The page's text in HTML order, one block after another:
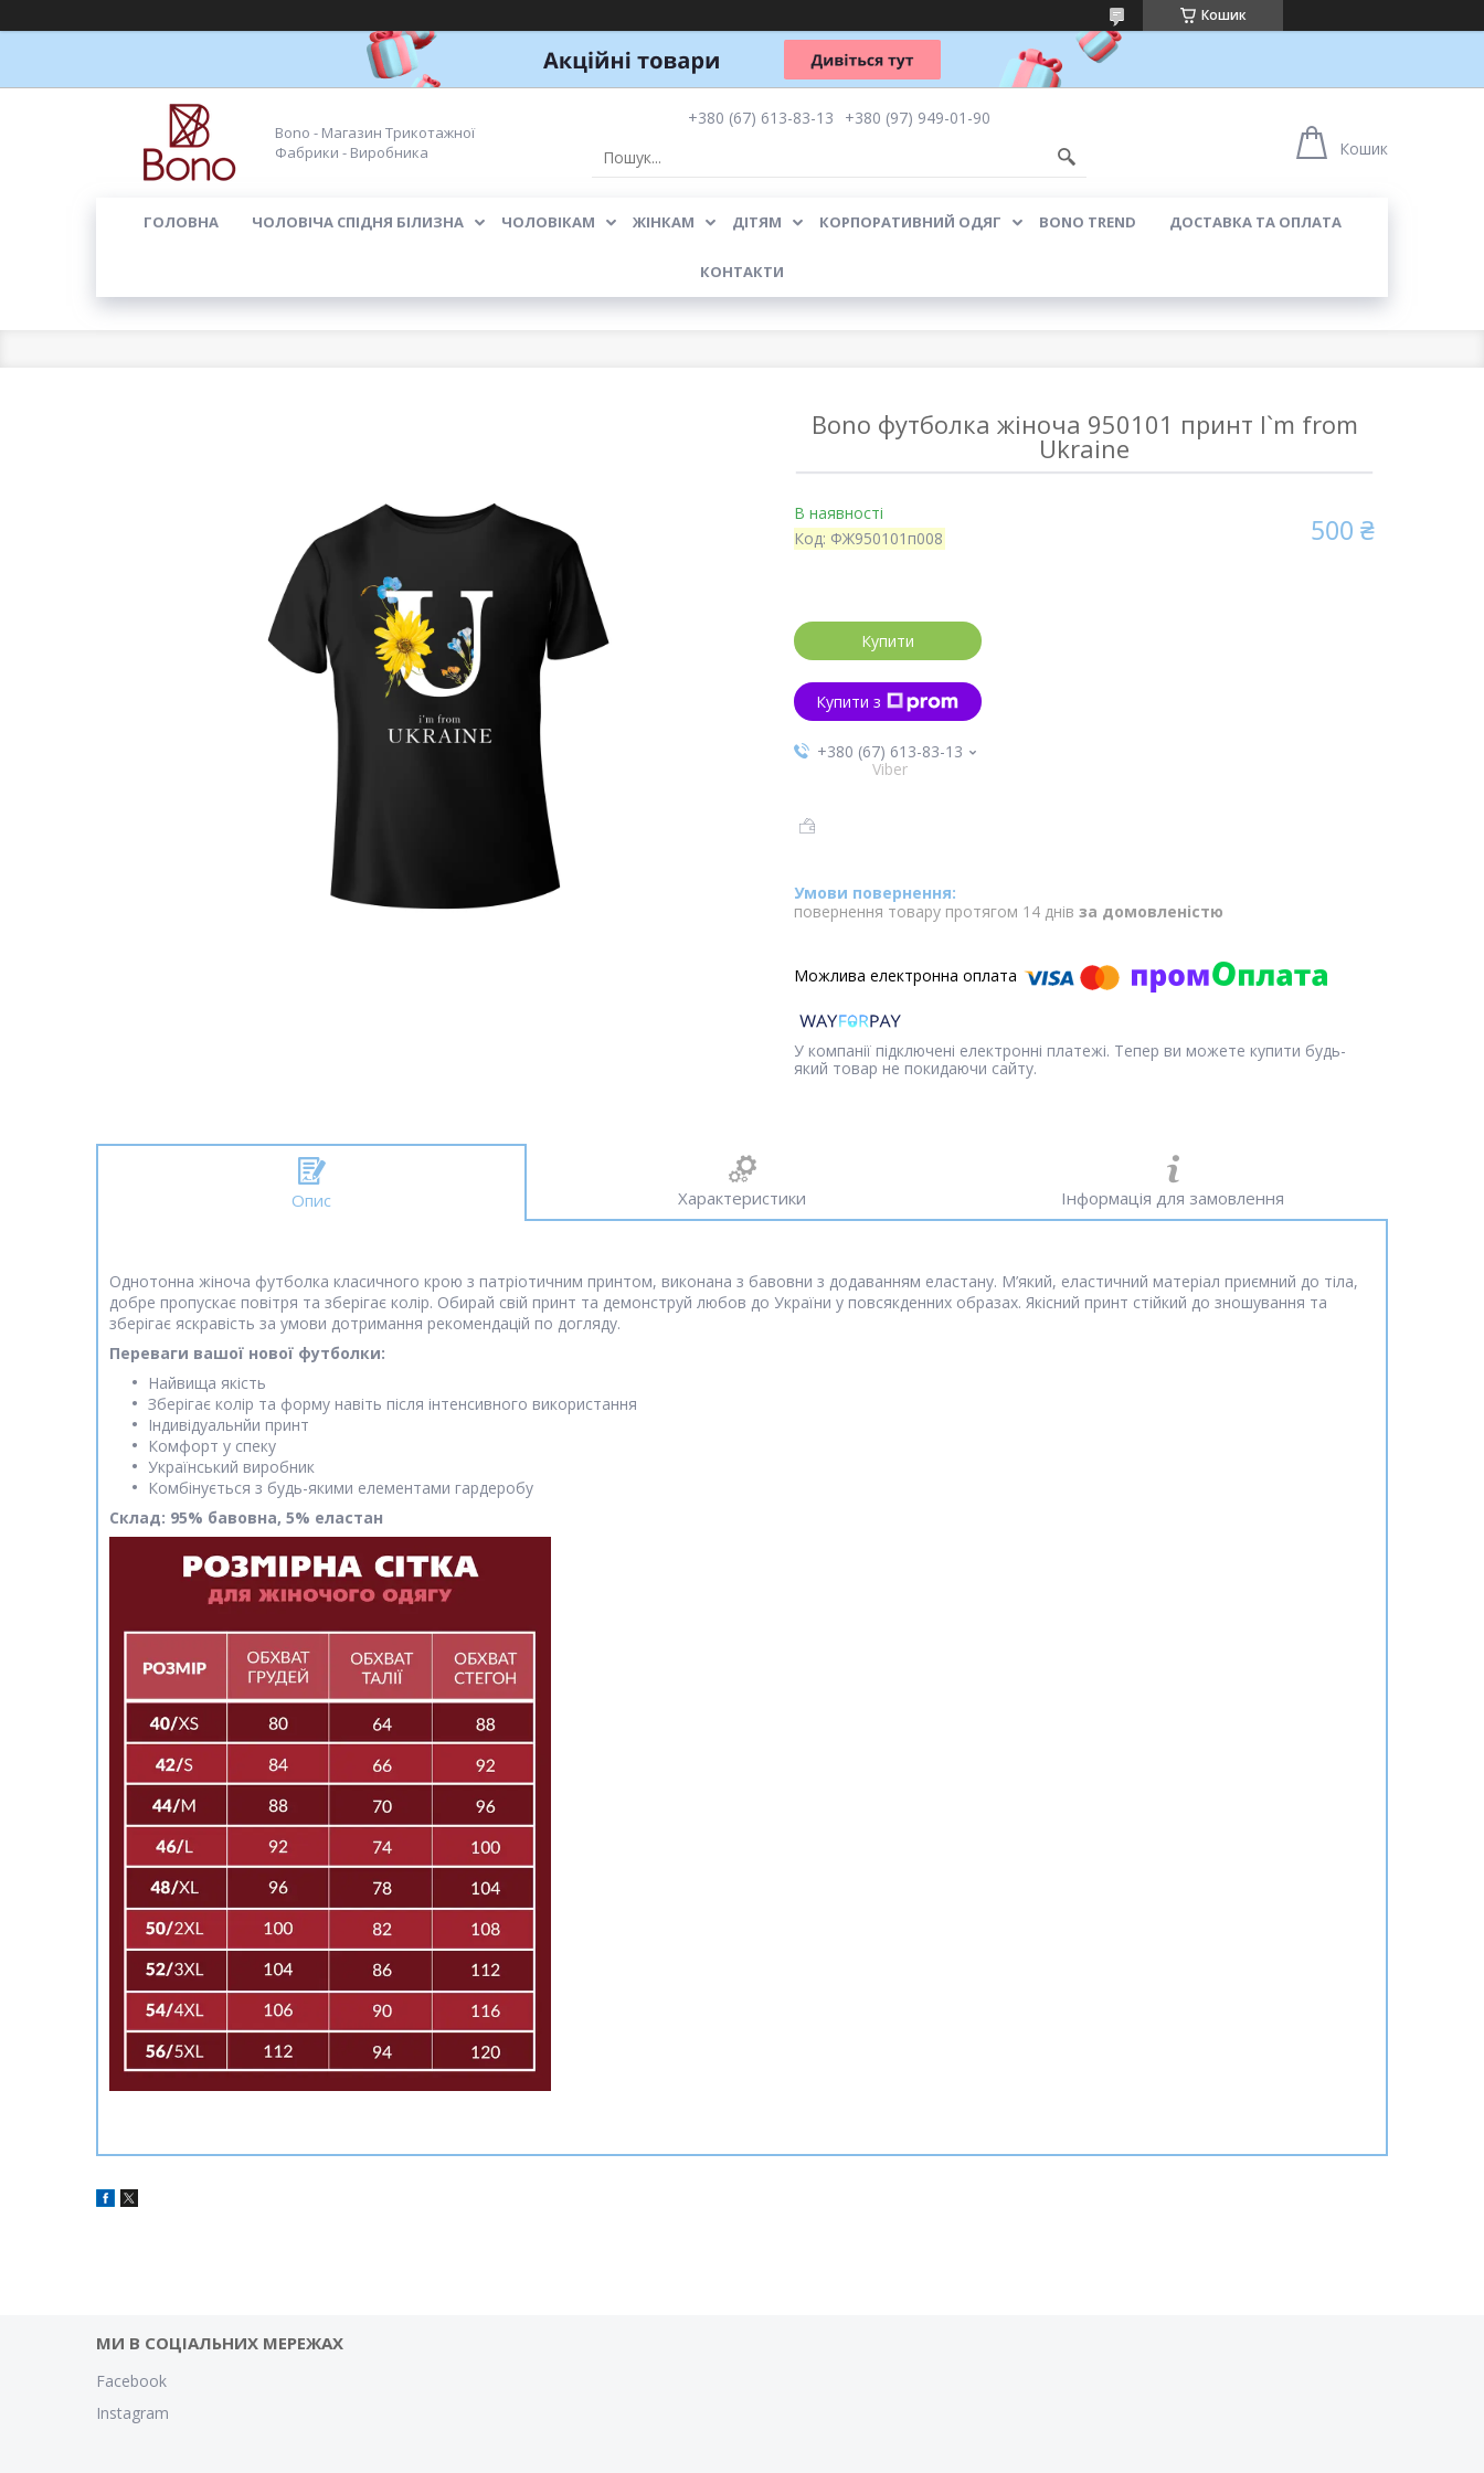
Кошик
Bono - Магазин Трикотажної
Фабрики - Виробника
+380 (67) 613-83-13
+380 (97) 949-01-90
Кошик
ГОЛОВНА ЧОЛОВІЧА СПІДНЯ БІЛИЗНА ЧОЛОВІКАМ ЖІНКАМ ДІТЯМ КОРПОРАТИВНИЙ ОДЯГ BONO TREND ДОСТАВКА ТА ОПЛАТА
КОНТАКТИ
Bono футболка жіноча 950101 принт I`m from
Ukraine
В наявності
Код: ФЖ950101п008 500 ₴
Купити
Купити з
+380 (67) 613-83-13
Viber
повернення товару протягом 14 днів за домовленістю
У компанії підключені електронні платежі. Тепер ви можете купити будь-
який товар не покидаючи сайту.
Опис Характеристики Інформація для замовлення
Однотонна жіноча футболка класичного крою з патріотичним принтом, виконана з бавовни з додаванням еластану. М’який, еластичний матеріал приємний до тіла,
добре пропускає повітря та зберігає колір. Обирай свій принт та демонструй любов до України у повсякденних образах. Якісний принт стійкий до зношування та
зберігає яскравість за умови дотримання рекомендацій по догляду.
Переваги вашої нової футболки:
Найвища якість
Зберігає колір та форму навіть після інтенсивного використання
Індивідуальнйи принт
Комфорт у спеку
Український виробник
Комбінується з будь-якими елементами гардеробу
Склад: 95% бавовна, 5% еластан
МИ В СОЦІАЛЬНИХ МЕРЕЖАХ
Facebook
Instagram